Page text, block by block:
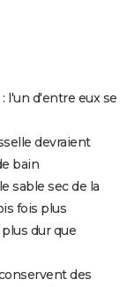
l'un d'entre eux se
devraient
bain
sable sec de la
fois plus
dur que
des